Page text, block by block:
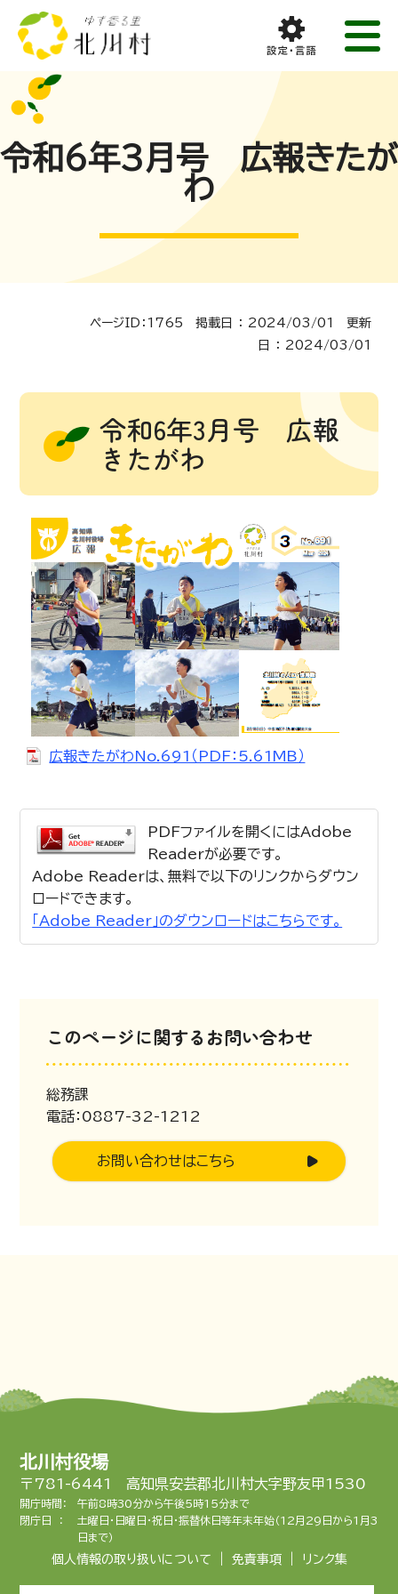
令和6年3月号 広報きたが
わ
ページID：1765 掲載日 ： 2024/03/01 更新
日 ： 2024/03/01
令和6年3月号 広報
きたがわ
広報きたがわNo.691（PDF：5.61MB）
PDFファイルを開くにはAdobe
Readerが必要です。
Adobe Readerは、無料で以下のリンクからダウン
ロードできます。
「Adobe Reader」のダウンロードはこちらです。
このページに関するお問い合わせ
総務課
電話：0887-32-1212
お問い合わせはこちら
北川村役場
〒781-6441 高知県安芸郡北川村大字野友甲1530
開庁時間：
午前8時30分から午後5時15分まで
閉庁日 ：
土曜日・日曜日・祝日・振替休日等年末年始（12月29日から1月3
日まで）
個人情報の取り扱いについて 免責事項 リンク集